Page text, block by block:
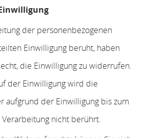
der personenbezogenen
Einwilligung beruht, haben
die Einwilligung zu widerrufen.
der Einwilligung wird die
aufgrund der Einwilligung bis zum
nicht berührt.